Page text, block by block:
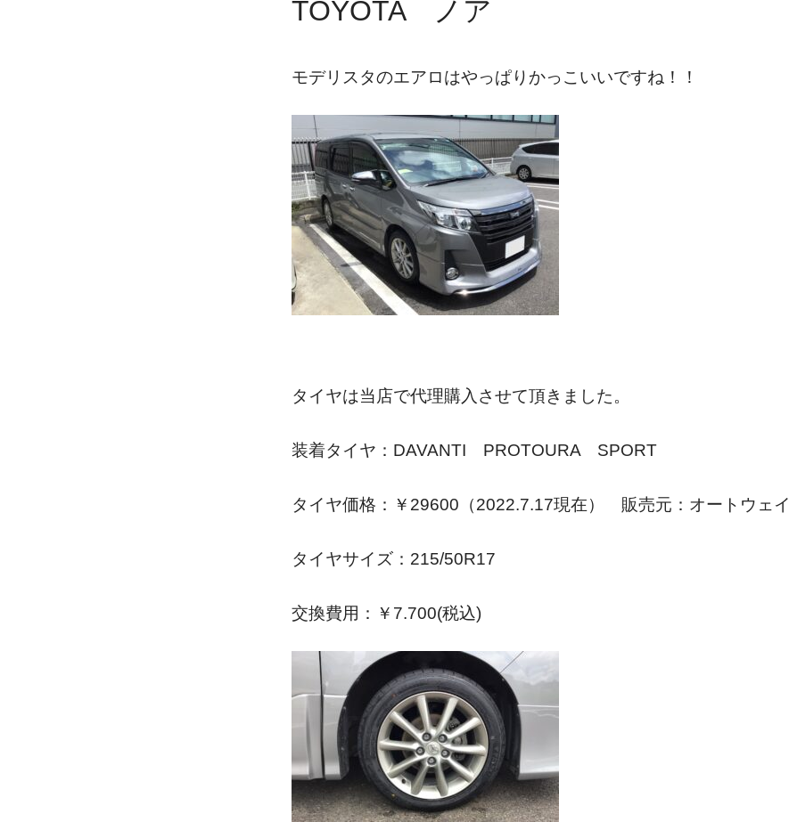
TOYOTA ノア
モデリスタのエアロはやっぱりかっこいいですね！！
タイヤは当店で代理購入させて頂きました。
装着タイヤ：DAVANTI PROTOURA SPORT
タイヤ価格：￥29600（2022.7.17現在） 販売元：オートウェイ
タイヤサイズ：215/50R17
交換費用：￥7.700(税込)